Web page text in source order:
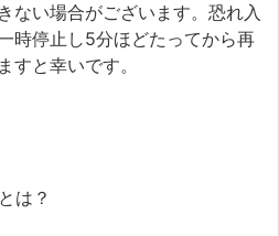
ない場合がございます。恐れ入
時停止し5分ほどたってから再
すと幸いです。
は？